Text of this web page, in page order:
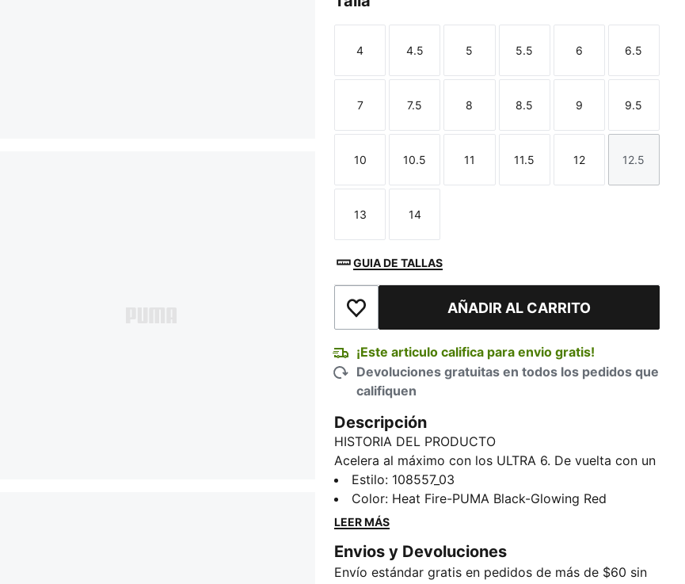
Talla
4
Talla
4.5
Talla
5
Talla
5.5
Talla
6
Talla
6.5
Talla
7
Talla
7.5
Talla
8
Talla
8.5
Talla
9
Talla
9.5
Talla
10
Talla
10.5
Talla
11
Talla
11.5
Talla
12
Talla
12.5
Talla
13
Talla
14
GUIA DE TALLAS
Añadir a la lista de deseosAÑADIR AL CARRITO
¡Este articulo califica para envio gratis!
Devoluciones gratuitas en todos los pedidos que
califiquen
Descripción
HISTORIA DEL PRODUCTO
Acelera al máximo con los ULTRA 6. De vuelta con un
empeine de tejido de malla de alta tecnología
renovado para remates letales, son unos tacos de
fútbol que se sienten y funcionan como una máquina
PWRTAPE estabiliza el pie dentro del taco sin
restringir la agilidad ni la libertad de movimiento. La
Estilo: 108557_03
Color: Heat Fire-PUMA Black-Glowing Red
LEER MÁS
Envios y Devoluciones
Envío estándar gratis en pedidos de más de $60 sin